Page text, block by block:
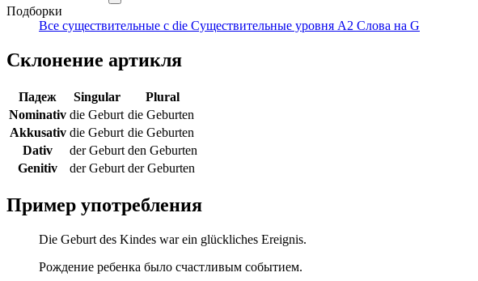
Подборки
Все существительные с die Существительные уровня A2 Слова на G
Склонение артикля
Падеж Singular
Plural
Nominativ die Geburt die Geburten
Akkusativ die Geburt die Geburten
Dativ
der Geburt den Geburten
Genitiv
der Geburt der Geburten
Пример употребления
Die Geburt des Kindes war ein glückliches Ereignis.
Рождение ребенка было счастливым событием.